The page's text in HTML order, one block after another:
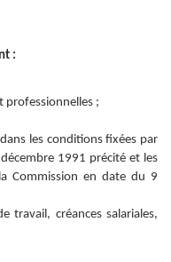
:
professionnelles ;
les conditions fixées par
1991 précité et les
Commission en date du 9
travail, créances salariales,